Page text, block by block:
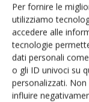
Per fornire le
utilizziamo
accedere alle
tecnologie
dati personali
o gli ID univoci su
personalizzati.
influire
I